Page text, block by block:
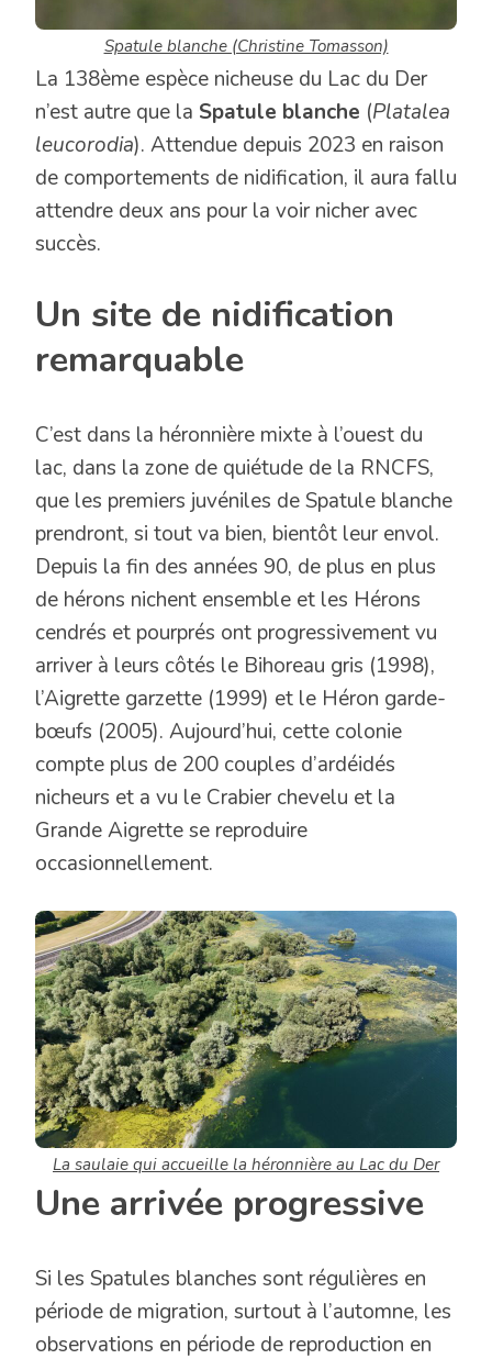
Spatule blanche (Christine Tomasson)
La 138ème espèce nicheuse du Lac du Der
n’est autre que la Spatule blanche (Platalea
leucorodia). Attendue depuis 2023 en raison
de comportements de nidification, il aura fallu
attendre deux ans pour la voir nicher avec
succès.
Un site de nidification
remarquable
C’est dans la héronnière mixte à l’ouest du
lac, dans la zone de quiétude de la RNCFS,
que les premiers juvéniles de Spatule blanche
prendront, si tout va bien, bientôt leur envol.
Depuis la fin des années 90, de plus en plus
de hérons nichent ensemble et les Hérons
cendrés et pourprés ont progressivement vu
arriver à leurs côtés le Bihoreau gris (1998),
l’Aigrette garzette (1999) et le Héron garde-
bœufs (2005). Aujourd’hui, cette colonie
compte plus de 200 couples d’ardéidés
nicheurs et a vu le Crabier chevelu et la
Grande Aigrette se reproduire
occasionnellement.
La saulaie qui accueille la héronnière au Lac du Der
Une arrivée progressive
Si les Spatules blanches sont régulières en
période de migration, surtout à l’automne, les
observations en période de reproduction en